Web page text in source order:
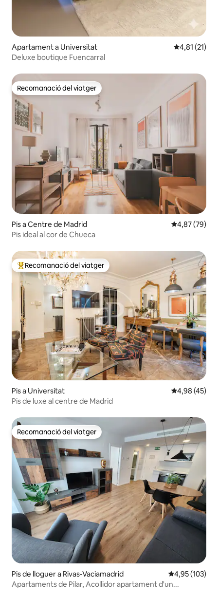
Apartament a Universitat 4,81 de
4,81 (21)
Deluxe boutique Fuencarral
Recomanació del viatger
Recomanació del viatger
Pis a Centre de Madrid 4,87 de
4,87 (79)
Pis ideal al cor de Chueca
Principals recomanacions dels viatgers
Recomanació del viatger
Pis a Universitat 4,98 de
4,98 (45)
Pis de luxe al centre de Madrid
Recomanació del viatger
Recomanació del viatger
Pis de lloguer a Rivas-Vaciamadrid 4,95 de
4,95 (103)
Apartaments de Pilar, Acollidor apartament d'un...